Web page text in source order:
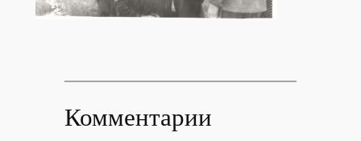
Комментарии